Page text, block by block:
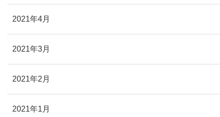
2021年4月
2021年3月
2021年2月
2021年1月